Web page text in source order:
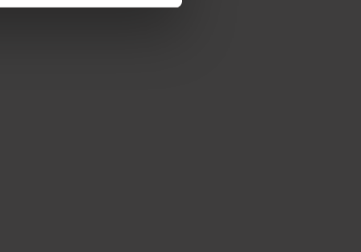
die Anzahl zu erhöhen oder zu
die Schaltflächen um die Anzahl zu
ein oder benutze die Schaltflächen